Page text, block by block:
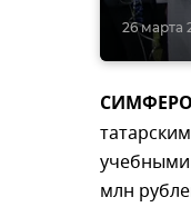
26 марта
учебными
млн